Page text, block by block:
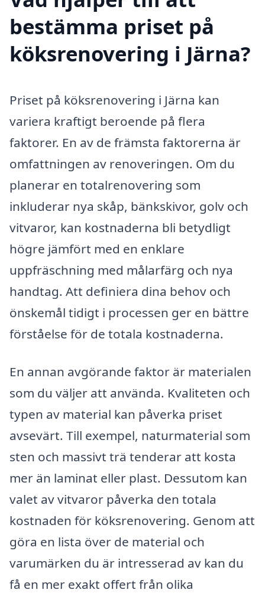
bestämma priset på
köksrenovering i Järna?
Priset på köksrenovering i Järna kan
variera kraftigt beroende på flera
faktorer. En av de främsta faktorerna är
omfattningen av renoveringen. Om du
planerar en totalrenovering som
inkluderar nya skåp, bänkskivor, golv och
vitvaror, kan kostnaderna bli betydligt
högre jämfört med en enklare
uppfräschning med målarfärg och nya
handtag. Att definiera dina behov och
önskemål tidigt i processen ger en bättre
förståelse för de totala kostnaderna.
En annan avgörande faktor är materialen
som du väljer att använda. Kvaliteten och
typen av material kan påverka priset
avsevärt. Till exempel, naturmaterial som
sten och massivt trä tenderar att kosta
mer än laminat eller plast. Dessutom kan
valet av vitvaror påverka den totala
kostnaden för köksrenovering. Genom att
göra en lista över de material och
varumärken du är intresserad av kan du
få en mer exakt offert från olika